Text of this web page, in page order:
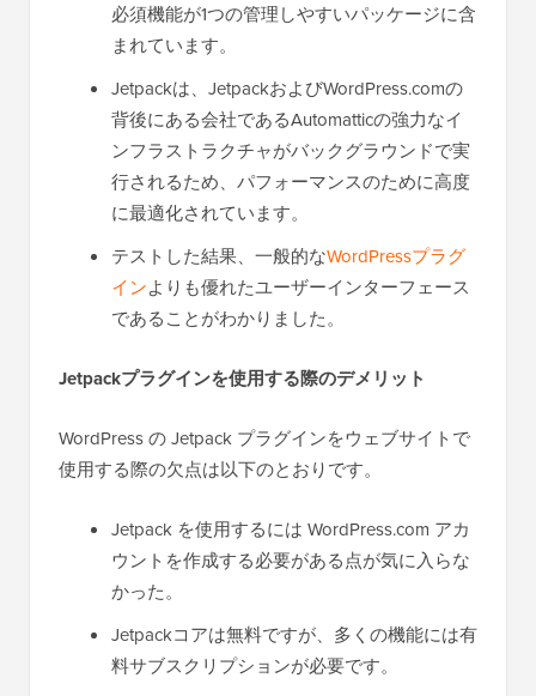
必須機能が1つの管理しやすいパッケージに含
まれています。
Jetpackは、JetpackおよびWordPress.comの
背後にある会社であるAutomatticの強力なイ
ンフラストラクチャがバックグラウンドで実
行されるため、パフォーマンスのために高度
に最適化されています。
テストした結果、一般的なWordPressプラグ
インよりも優れたユーザーインターフェース
であることがわかりました。
Jetpackプラグインを使用する際のデメリット
WordPress の Jetpack プラグインをウェブサイトで
使用する際の欠点は以下のとおりです。
Jetpack を使用するには WordPress.com アカ
ウントを作成する必要がある点が気に入らな
かった。
Jetpackコアは無料ですが、多くの機能には有
料サブスクリプションが必要です。